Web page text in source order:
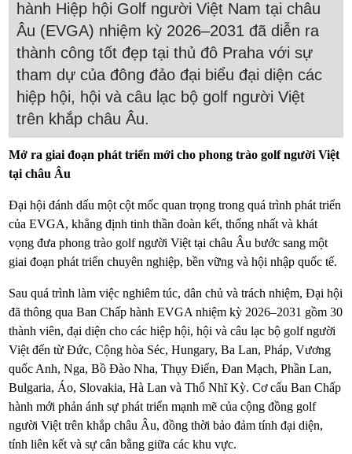
hành Hiệp hội Golf người Việt Nam tại châu
Âu (EVGA) nhiệm kỳ 2026–2031 đã diễn ra
thành công tốt đẹp tại thủ đô Praha với sự
tham dự của đông đảo đại biểu đại diện các
hiệp hội, hội và câu lạc bộ golf người Việt
trên khắp châu Âu.
Mở ra giai đoạn phát triển mới cho phong trào golf người Việt
tại châu Âu
Đại hội đánh dấu một cột mốc quan trọng trong quá trình phát triển
của EVGA, khẳng định tinh thần đoàn kết, thống nhất và khát
vọng đưa phong trào golf người Việt tại châu Âu bước sang một
giai đoạn phát triển chuyên nghiệp, bền vững và hội nhập quốc tế.
Sau quá trình làm việc nghiêm túc, dân chủ và trách nhiệm, Đại hội
đã thông qua Ban Chấp hành EVGA nhiệm kỳ 2026–2031 gồm 30
thành viên, đại diện cho các hiệp hội, hội và câu lạc bộ golf người
Việt đến từ Đức, Cộng hòa Séc, Hungary, Ba Lan, Pháp, Vương
quốc Anh, Nga, Bồ Đào Nha, Thụy Điển, Đan Mạch, Phần Lan,
Bulgaria, Áo, Slovakia, Hà Lan và Thổ Nhĩ Kỳ. Cơ cấu Ban Chấp
hành mới phản ánh sự phát triển mạnh mẽ của cộng đồng golf
người Việt trên khắp châu Âu, đồng thời bảo đảm tính đại diện,
tính liên kết và sự cân bằng giữa các khu vực.